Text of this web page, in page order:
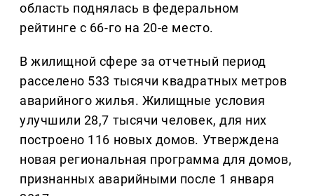
область поднялась в федеральном
рейтинге с 66-го на 20-е место.
В жилищной сфере за отчетный период
расселено 533 тысячи квадратных метров
аварийного жилья. Жилищные условия
улучшили 28,7 тысячи человек, для них
построено 116 новых домов. Утверждена
новая региональная программа для домов,
признанных аварийными после 1 января